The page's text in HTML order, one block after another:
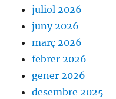
juliol 2026
juny 2026
març 2026
febrer 2026
gener 2026
desembre 2025